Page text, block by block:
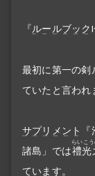
『ルールブック
最初に第一の剣
ていたと言われ
サプリメント
諸島」では禮光
らいこ
ています。